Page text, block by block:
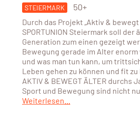
STEIERMARK 50+
Durch das Projekt „Aktiv &
SPORTUNION Steiermark soll der
Generation zum einen gezeigt
Bewegung gerade im Alter
und was man tun kann, um
Leben gehen zu können und fit zu
AKTIV & BEWEGT ÄLTER durchs
Sport und Bewegung sind nicht
Weiterlesen...